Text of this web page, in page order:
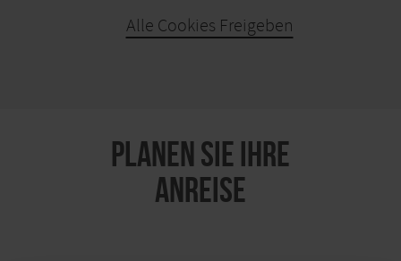
Alle Cookies Freigeben
PLANEN SIE IHRE
ANREISE